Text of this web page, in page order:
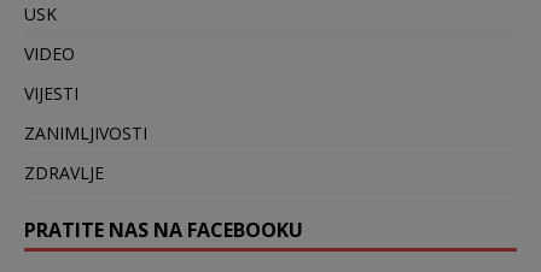
USK
VIDEO
VIJESTI
ZANIMLJIVOSTI
ZDRAVLJE
PRATITE NAS NA FACEBOOKU